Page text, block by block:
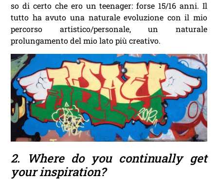
so di certo che ero un teenager: forse 15/16 anni. Il
tutto ha avuto una naturale evoluzione con il mio
percorso artistico/personale, un naturale
prolungamento del mio lato più creativo.
2. Where do you continually get
your inspiration?